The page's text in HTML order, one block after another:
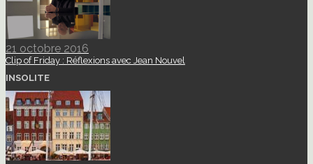
21 octobre 2016
Clip of Friday : Réflexions avec Jean Nouvel
INSOLITE